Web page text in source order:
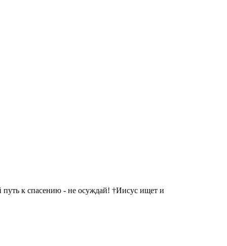
путь к спасению - не осуждай! †Иисус ищет и